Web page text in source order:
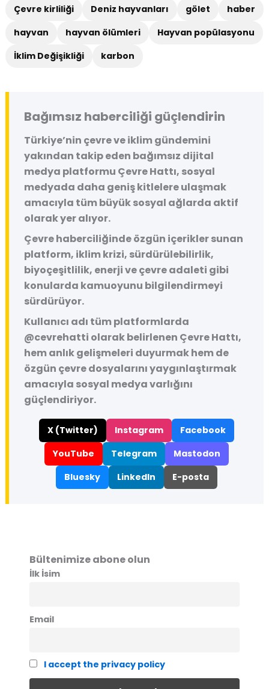
Çevre kirliliği
Deniz hayvanları gölet
haber
hayvan
hayvan ölümleri
Hayvan popülasyonu
İklim Değişikliği
karbon
Bağımsız haberciliği güçlendirin
Türkiye’nin çevre ve iklim gündemini
yakından takip eden bağımsız dijital
medya platformu Çevre Hattı, sosyal
medyada daha geniş kitlelere ulaşmak
amacıyla tüm büyük sosyal ağlarda aktif
olarak yer alıyor.
Çevre haberciliğinde özgün içerikler sunan
platform, iklim krizi, sürdürülebilirlik,
biyoçeşitlilik, enerji ve çevre adaleti gibi
konularda kamuoyunu bilgilendirmeyi
sürdürüyor.
Kullanıcı adı tüm platformlarda
@cevrehatti olarak belirlenen Çevre Hattı,
hem anlık gelişmeleri duyurmak hem de
özgün çevre dosyalarını yaygınlaştırmak
amacıyla sosyal medya varlığını
güçlendiriyor.
X (Twitter) Instagram
Facebook
YouTube
Telegram
Mastodon
Bluesky
LinkedIn E-posta
Bültenimize abone olun
İlk İsim
Email
I accept the privacy policy